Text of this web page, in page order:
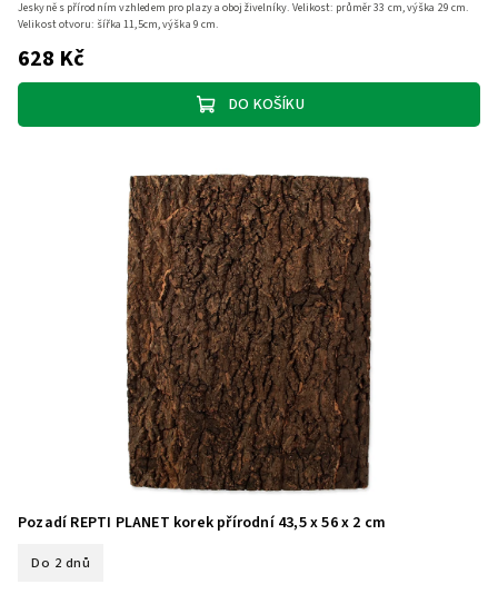
628 Kč
DO KOŠÍKU
Jeskyně s přírodním vzhledem pro plazy a obojživelníky. Velikost: průměr 33 cm, výška 29 cm.
Velikost otvoru: šířka 11,5cm, výška 9 cm.
Pozadí REPTI PLANET korek přírodní 43,5 x 56 x 2 cm
Do 2 dnů